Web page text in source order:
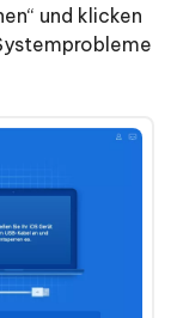
und klicken